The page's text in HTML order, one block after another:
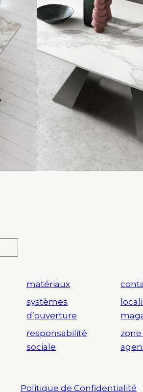
matériaux
systèmes
d’ouverture
responsabilité
sociale
Politique de Confidentialité